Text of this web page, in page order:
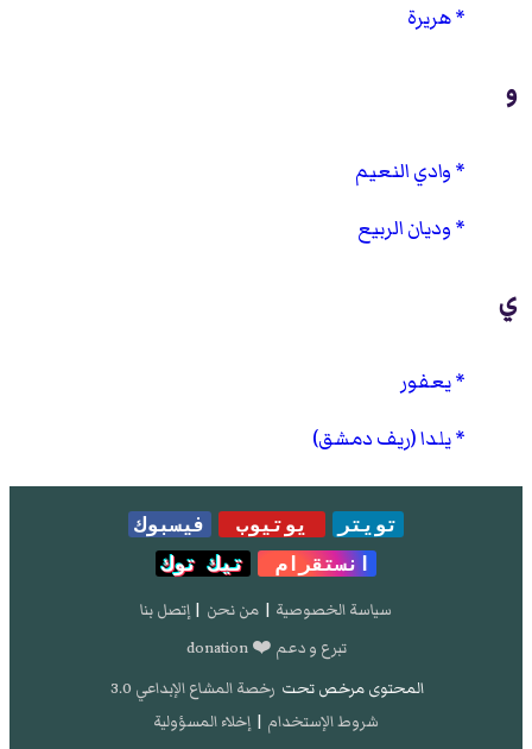
هريرة
و
وادي النعيم
وديان الربيع
ي
يعفور
يلدا (ريف دمشق)
تويتر يوتيوب
فيسبوك
انستقرام
تيك توك
سياسة الخصوصية | من نحن | إتصل بنا
تبرع و دعم ❤️ donation
المحتوى مرخص تحت رخصة المشاع الإبداعي 3.0
شروط الإستخدام | إخلاء المسؤولية